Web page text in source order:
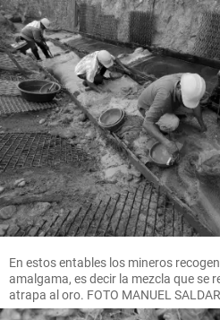
En estos entables los mineros
amalgama, es decir la mezcla que se
atrapa al oro. FOTO MANUEL